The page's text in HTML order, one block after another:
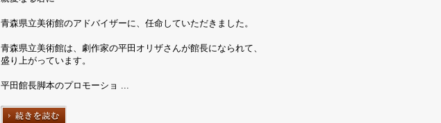
青森県立美術館のアドバイザーに、任命していただきました。
青森県立美術館は、劇作家の平田オリザさんが館長になられて、
盛り上がっています。
平田館長脚本のプロモーショ ...